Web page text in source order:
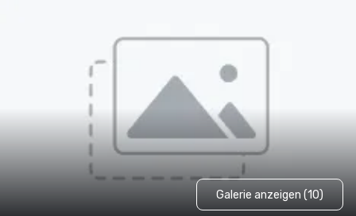
Galerie anzeigen (10)